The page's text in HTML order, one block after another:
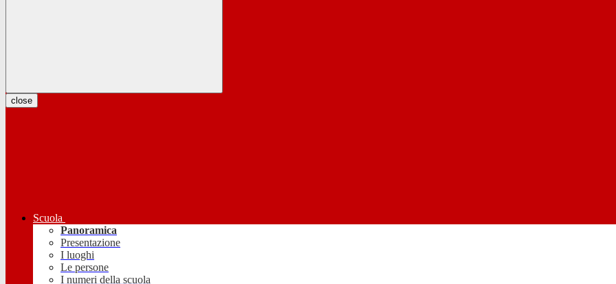
close
Scuola
Panoramica
Presentazione
I luoghi
Le persone
I numeri della scuola